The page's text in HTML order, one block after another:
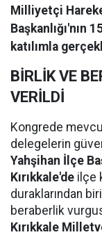
Milliyetçi
Başkanlığı'nın
katılımla
BİRLİK VE
VERİLDİ
Kongrede
delegelerin
Yahşihan İlçe
Kırıkkale'de ilçe
duraklarından
beraberlik
Kırıkkale